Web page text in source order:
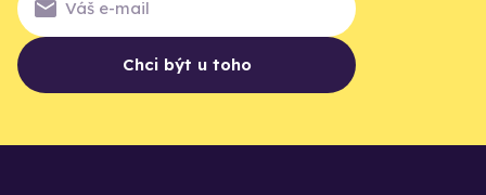
Chci být u toho